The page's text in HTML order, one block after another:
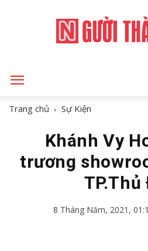
Trang chủ Sự Kiện
Khánh Vy
trương
TP.Thủ
8 Tháng Năm, 2021,